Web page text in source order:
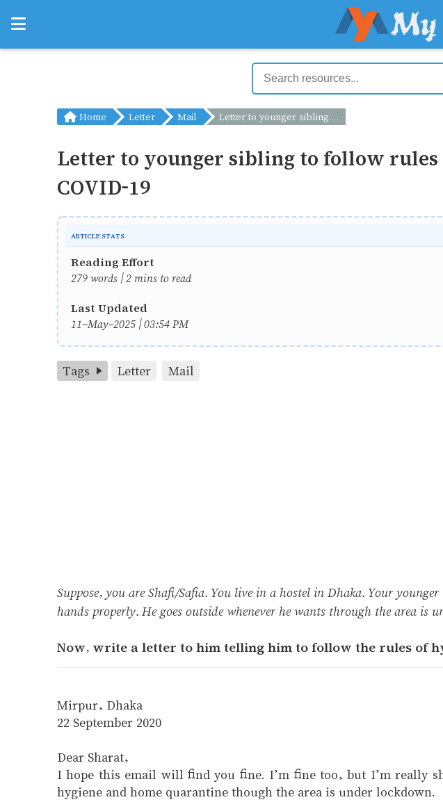
Home Letter Mail Letter to younger sibling to follow rules of hygiene so that may not get infected with COVID-19
Letter to younger sibling to follow
COVID-19
ARTICLE STATS
Reading Effort
279 words | 2 mins to read
Last Updated
11-May-2025 | 03:54 PM
Tags Letter Mail
Suppose, you are Shafi/Safia. You live in a hostel in Dhaka. Your
hands properly. He goes outside whenever he wants through the area is
Now, write a letter to him telling him to follow the rules of
Mirpur, Dhaka
22 September 2020
Dear Sharat,
I hope this email will find you fine. I’m fine too, but I’m really
hygiene and home quarantine though the area is under lockdown.